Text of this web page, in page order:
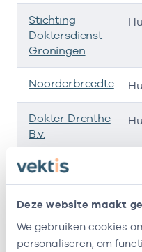
Deze website maakt
We gebruiken cookies
personaliseren, om
Stichting
Doktersdienst
Groningen
Noorderbreedte
Dokter Drenthe
B.v.
Ggz Drenthe
(Indigo)
B.v.